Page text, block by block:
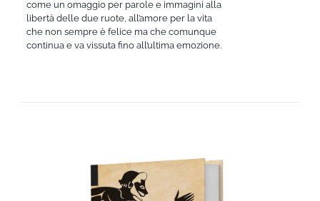
come un omaggio per parole e immagini alla
libertà delle due ruote, all’amore per la vita
che non sempre è felice ma che comunque
continua e va vissuta fino all’ultima emozione.